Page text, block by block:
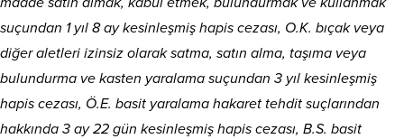
suçundan 1 yıl 8 ay kesinleşmiş hapis cezası, O.K. bıçak veya
diğer aletleri izinsiz olarak satma, satın alma, taşıma veya
bulundurma ve kasten yaralama suçundan 3 yıl kesinleşmiş
hapis cezası, Ö.E. basit yaralama hakaret tehdit suçlarından
hakkında 3 ay 22 gün kesinleşmiş hapis cezası, B.S. basit